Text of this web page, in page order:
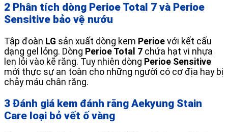
2 Phân tích dòng Perioe Total 7 và Perioe
Sensitive bảo vệ nướu
Tập đoàn LG sản xuất dòng kem Perioe với kết cấu
dạng gel lỏng. Dòng Perioe Total 7 chứa hạt vi nhựa
len lỏi vào kẽ răng. Tuy nhiên dòng Perioe Sensitive
mới thực sự an toàn cho những người có cơ địa hay bị
chảy máu chân răng.
3 Đánh giá kem đánh răng Aekyung Stain
Care loại bỏ vết ố vàng